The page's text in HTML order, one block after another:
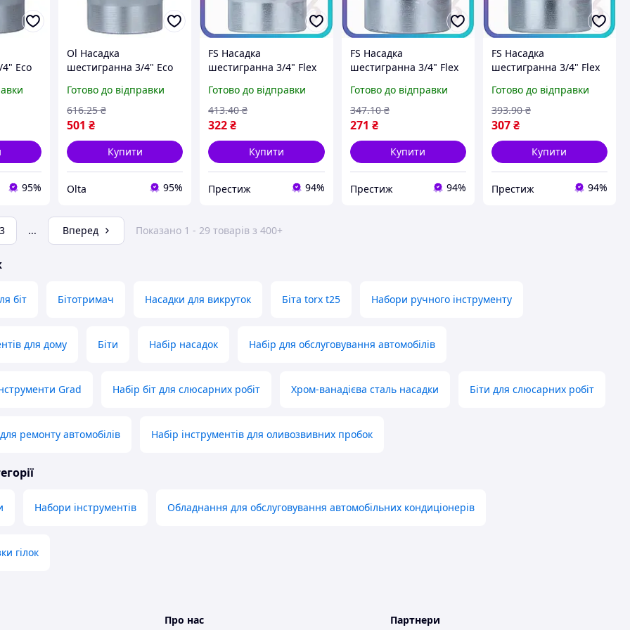
Eco
95%
Ol Насадка
шестигранна 3/4" Eco
для гайковерта та
ключа хромванадієва
сталь TOP22-G
Готово до відправки
501 ₴
616.25 ₴
Купити
Olta 95%
FS Насадка
шестигранна 3/4" Flex
ключа з хромванадієвої
сталі головка для болті
SET18-F
Готово до відправки
322₴
413.40 ₴
Купити
Престиж 94%
FS Насадка
шестигранна 3/4" Flex
ключа та гайки
хромванадієва сталь
SET18-F
Готово до відправки
271 ₴
347.10 ₴
Купити
Престиж 94%
FS Насадка
шестигранна 3/4" Flex
ключа та гайки
хромванадієва сталь
інструмент для р
SET18-F
Готово до відправки
307₴
393.90 ₴
Купити
Престиж 94%
3 ... Вперед Показано 1 - 29 товарів з 400+
біт Бітотримач Насадки для викруток Біта torx t25 Набори ручного інструменту
для дому Біти Набір насадок Набір для обслуговування автомобілів
Grad Набір біт для слюсарних робіт Хром-ванадієва сталь насадки Біти для слюсарних робіт
ремонту автомобілів Набір інструментів для оливозвивних пробок
Набори інструментів Обладнання для обслуговування автомобільних кондиціонерів
гілок
Про нас Партнери